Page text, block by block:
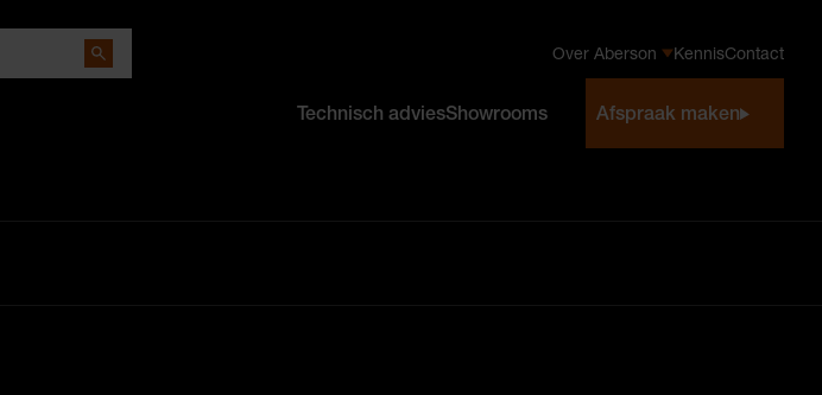
Over Aberson KennisContact
Technisch adviesShowrooms Afspraak maken